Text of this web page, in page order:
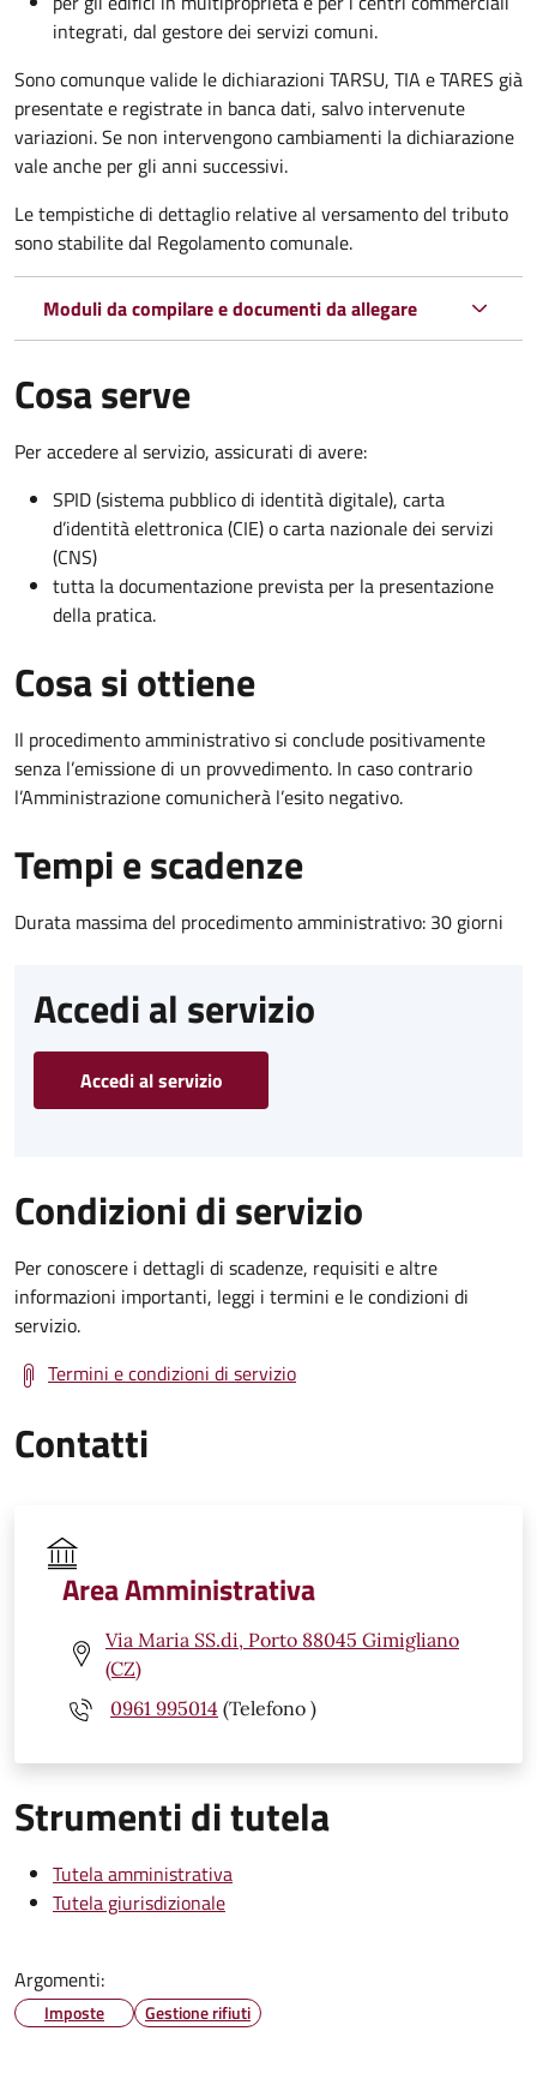
integrati, dal gestore dei servizi comuni.
Sono comunque valide le dichiarazioni TARSU, TIA e TARES già
presentate e registrate in banca dati, salvo intervenute
variazioni. Se non intervengono cambiamenti la dichiarazione
vale anche per gli anni successivi.
Le tempistiche di dettaglio relative al versamento del tributo
sono stabilite dal Regolamento comunale.
Moduli da compilare e documenti da allegare
Cosa serve
Per accedere al servizio, assicurati di avere:
SPID (sistema pubblico di identità digitale), carta
d’identità elettronica (CIE) o carta nazionale dei servizi
(CNS)
tutta la documentazione prevista per la presentazione
della pratica.
Cosa si ottiene
Il procedimento amministrativo si conclude positivamente
senza l’emissione di un provvedimento. In caso contrario
l’Amministrazione comunicherà l’esito negativo.
Tempi e scadenze
Durata massima del procedimento amministrativo: 30 giorni
Accedi al servizio
Accedi al servizio
Condizioni di servizio
Per conoscere i dettagli di scadenze, requisiti e altre
informazioni importanti, leggi i termini e le condizioni di
servizio.
Termini e condizioni di servizio
Contatti
Area Amministrativa
Via Maria SS.di, Porto 88045 Gimigliano
(CZ)
0961 995014 (Telefono )
Strumenti di tutela
Tutela amministrativa
Tutela giurisdizionale
Argomenti:
Imposte Gestione rifiuti